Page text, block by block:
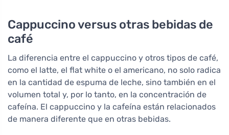
Cappuccino versus otras bebidas de
café
La diferencia entre el cappuccino y otros tipos de café,
como el latte, el flat white o el americano, no solo radica
en la cantidad de espuma de leche, sino también en el
volumen total y, por lo tanto, en la concentración de
cafeína. El cappuccino y la cafeína están relacionados
de manera diferente que en otras bebidas.